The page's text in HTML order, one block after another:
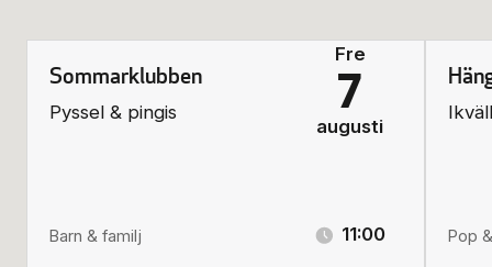
Sommarklubben
Pyssel & pingis
Barn & familj
Fre
7
augusti
11:00 Pop